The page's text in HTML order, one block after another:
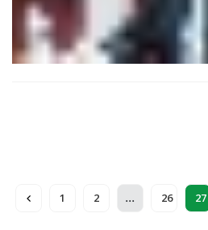
1 2 ... 26 27